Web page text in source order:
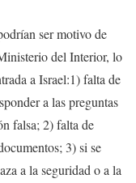
ser motivo de
del Interior, lo
a Israel:1) falta de
a las preguntas
falsa; 2) falta de
3) si se
a la seguridad o a la